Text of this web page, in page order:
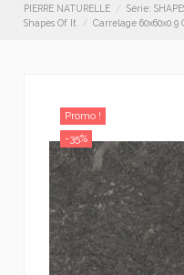
PIERRE NATURELLE
Série:
Shapes Of It
Carrelage 60x60x0.9
Promo !
-35%